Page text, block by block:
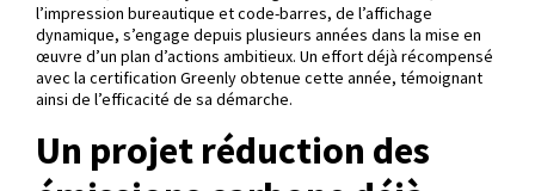
l’impression bureautique et code-barres, de l’affichage
dynamique, s’engage depuis plusieurs années dans la mise en
œuvre d’un plan d’actions ambitieux. Un effort déjà récompensé
avec la certification Greenly obtenue cette année, témoignant
ainsi de l’efficacité de sa démarche.
Un projet réduction des